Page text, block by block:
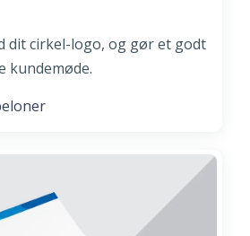
dit cirkel-logo, og gør et godt
kundemøde.